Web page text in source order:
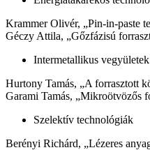
Krammer Olivér, „Pin-in-paste
Géczy Attila, „Gőzfázisú
Intermetallikus
Hurtony Tamás, „A forrasztott
Garami Tamás, „Mikroötvözős
Szelektív technológiák
Berényi Richárd, „Lézeres